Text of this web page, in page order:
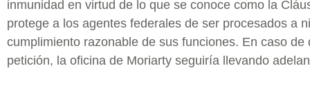
inmunidad en virtud de lo que se conoce como la
protege a los agentes federales de ser procesados a
cumplimiento razonable de sus funciones. En caso
petición, la oficina de Moriarty seguiría llevando